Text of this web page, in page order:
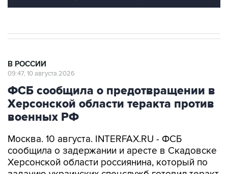
В РОССИИ
09:47, 10 августа 2026
ФСБ сообщила о предотвращении в
Херсонской области теракта против
военных РФ
Москва. 10 августа. INTERFAX.RU - ФСБ
сообщила о задержании и аресте в Скадовске
Херсонской области россиянина, который по